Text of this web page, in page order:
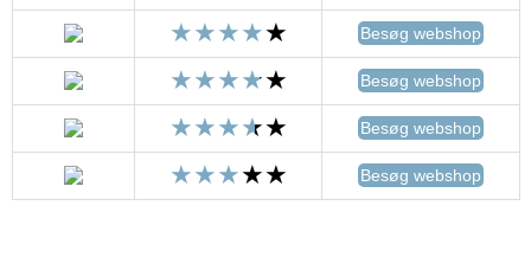
Besøg webshop
Besøg webshop
Besøg webshop
Besøg webshop